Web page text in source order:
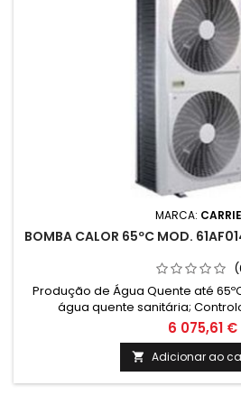
MARCA:
BOMBA CALOR 65ºC MOD.
Produção de Água Quente até
água quente sanitária;
microprocessador, auto-
diagnóstico e históricos de
em AQS e
6 075,61 €
 Adicionar ao